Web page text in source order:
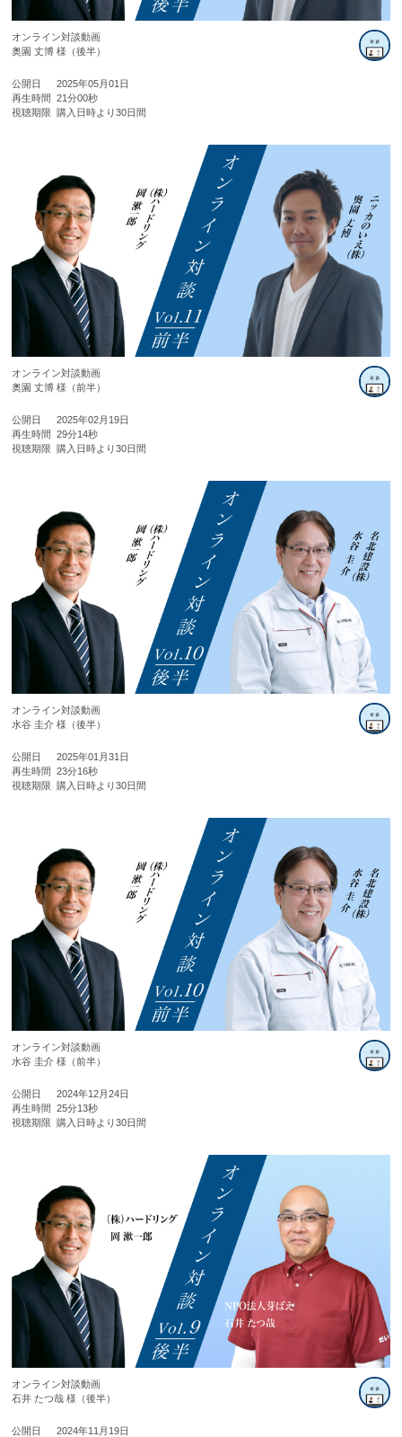
オンライン対談動画
奥園 丈博 様（後半）
公開日
2025年05月01日
再生時間
21分00秒
視聴期限
購入日時より30日間
オンライン対談動画
奥園 丈博 様（前半）
公開日
2025年02月19日
再生時間
29分14秒
視聴期限
購入日時より30日間
オンライン対談動画
水谷 圭介 様（後半）
公開日
2025年01月31日
再生時間
23分16秒
視聴期限
購入日時より30日間
オンライン対談動画
水谷 圭介 様（前半）
公開日
2024年12月24日
再生時間
25分13秒
視聴期限
購入日時より30日間
オンライン対談動画
石井 たつ哉 様（後半）
公開日
2024年11月19日